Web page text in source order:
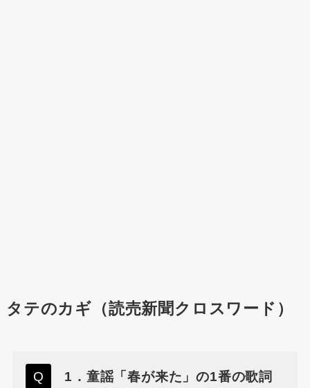
タテのカギ（読売新聞クロスワード）
1．童謡「春が来た」の1番の歌詞